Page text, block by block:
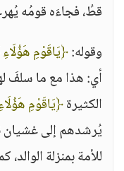
قطُ، فجاءَه قومُه
وقوله:﴿يَاقَوْمِ
أي: هذا مع ما سلفَ
الكثيرة﴿يَاقَوْمِ
يُرشدهم إلى غشيان
للأمة بمنزلة